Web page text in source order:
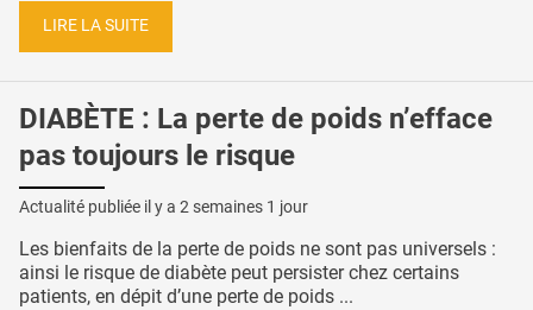
LIRE LA SUITE
DIABÈTE : La perte de poids n’efface
pas toujours le risque
Actualité publiée il y a 2 semaines 1 jour
Les bienfaits de la perte de poids ne sont pas universels :
ainsi le risque de diabète peut persister chez certains
patients, en dépit d’une perte de poids ...